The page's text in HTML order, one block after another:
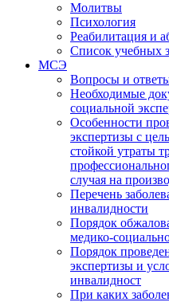
Молитвы
Психология
Реабилитация и
Список учебных
МСЭ
Вопросы и
Необходимые
социальной
Особенности
экспертизы с
стойкой утраты
случая на
Перечень
инвалидности
Порядок
медико-
Порядок
экспертизы и
инвалидност
При каких